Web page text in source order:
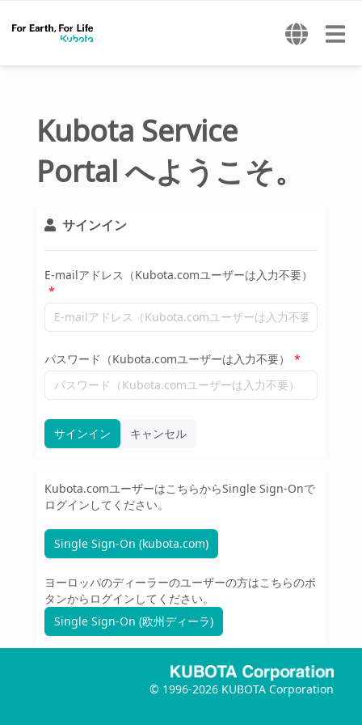
Kubota Service
Portal へようこそ。
サインイン
E-mailアドレス（Kubota.comユーザーは入力不要）
パスワード（Kubota.comユーザーは入力不要）
サインイン キャンセル
Kubota.comユーザーはこちらからSingle Sign-Onで
ログインしてください。
Single Sign-On (kubota.com)
ヨーロッパのディーラーのユーザーの方はこちらのボ
タンからログインしてください。
Single Sign-On (欧州ディーラ)
© 1996-2026 KUBOTA Corporation